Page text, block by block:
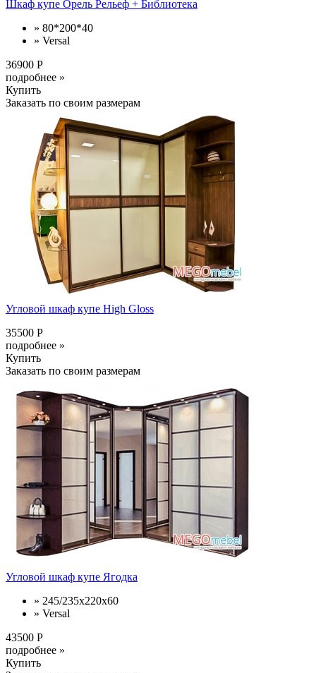
Шкаф купе Орель Рельеф + Библиотека
» 80*200*40
» Versal
36900 Р
подробнее »
Купить
Заказать по своим размерам
Угловой шкаф купе High Gloss
35500 Р
подробнее »
Купить
Заказать по своим размерам
Угловой шкаф купе Ягодка
» 245/235х220х60
» Versal
43500 Р
подробнее »
Купить